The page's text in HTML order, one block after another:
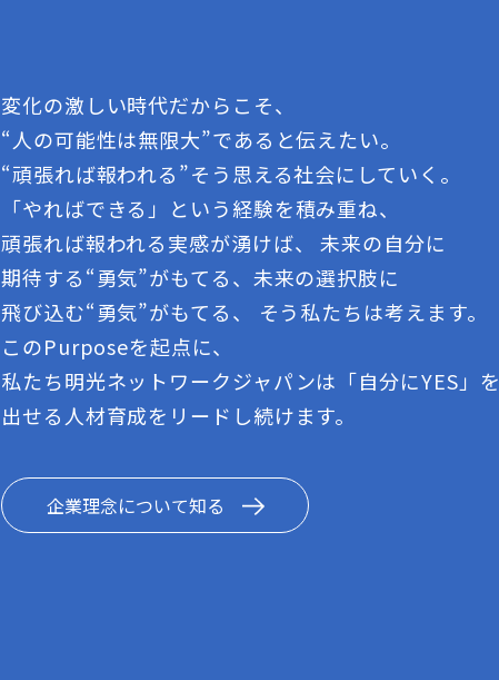
変化の激しい時代だからこそ、
“人の可能性は無限大”であると伝えたい。
“頑張れば報われる”そう思える社会にしていく。
「やればできる」という経験を積み重ね、
頑張れば報われる実感が湧けば、 未来の自分に
期待する“勇気”がもてる、未来の選択肢に
飛び込む“勇気”がもてる、 そう私たちは考えます。
このPurposeを起点に、
私たち明光ネットワークジャパンは「自分にYES」を
出せる人材育成をリードし続けます。
企業理念について知る